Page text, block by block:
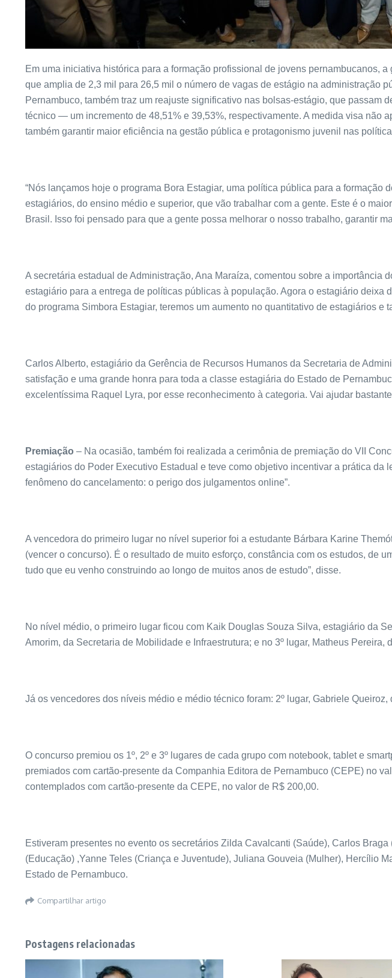
Em uma iniciativa histórica para a formação profissional de jovens pernambucanos,
que amplia de 2,3 mil para 26,5 mil o número de vagas de estágio na administração
Pernambuco, também traz um reajuste significativo nas bolsas-estágio, que
técnico — um incremento de 48,51% e 39,53%, respectivamente. A medida visa não
também garantir maior eficiência na gestão pública e protagonismo juvenil nas
“Nós lançamos hoje o programa Bora Estagiar, uma política pública para a
estagiários, do ensino médio e superior, que vão trabalhar com a gente. Este é o
Brasil. Isso foi pensado para que a gente possa melhorar o nosso trabalho, garantir
A secretária estadual de Administração, Ana Maraíza, comentou sobre a importância
estagiário para a entrega de políticas públicas à população. Agora o estagiário
do programa Simbora Estagiar, teremos um aumento no quantitativo de estagiários e
Carlos Alberto, estagiário da Gerência de Recursos Humanos da Secretaria de
satisfação e uma grande honra para toda a classe estagiária do Estado de
excelentíssima Raquel Lyra, por esse reconhecimento à categoria. Vai ajudar
Premiação – Na ocasião, também foi realizada a cerimônia de premiação do VII
estagiários do Poder Executivo Estadual e teve como objetivo incentivar a prática da
fenômeno do cancelamento: o perigo dos julgamentos online”.
A vencedora do primeiro lugar no nível superior foi a estudante Bárbara Karine
(vencer o concurso). É o resultado de muito esforço, constância com os estudos, de
tudo que eu venho construindo ao longo de muitos anos de estudo”, disse.
No nível médio, o primeiro lugar ficou com Kaik Douglas Souza Silva, estagiário da
Amorim, da Secretaria de Mobilidade e Infraestrutura; e no 3º lugar, Matheus Pereira,
Já os vencedores dos níveis médio e médio técnico foram: 2º lugar, Gabriele
O concurso premiou os 1º, 2º e 3º lugares de cada grupo com notebook, tablet e
premiados com cartão-presente da Companhia Editora de Pernambuco (CEPE) no
contemplados com cartão-presente da CEPE, no valor de R$ 200,00.
Estiveram presentes no evento os secretários Zilda Cavalcanti (Saúde), Carlos
(Educação) ,Yanne Teles (Criança e Juventude), Juliana Gouveia (Mulher), Hercílio
Estado de Pernambuco.
Compartilhar artigo
Postagens relacionadas